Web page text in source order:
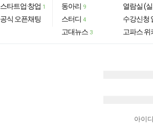
스타트업·창업 1
공식 오픈채팅
동아리 9
스터디 4
고대뉴스 3
열람실 (
수강신청
고파스 위
아이